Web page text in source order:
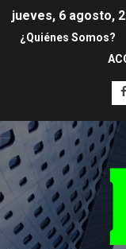
jueves, 6 agosto,
¿Quiénes Somos?